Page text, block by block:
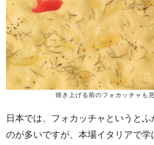
焼き上げる前のフォカッチャも
日本では、フォカッチャというと
のが多いですが、本場イタリアで